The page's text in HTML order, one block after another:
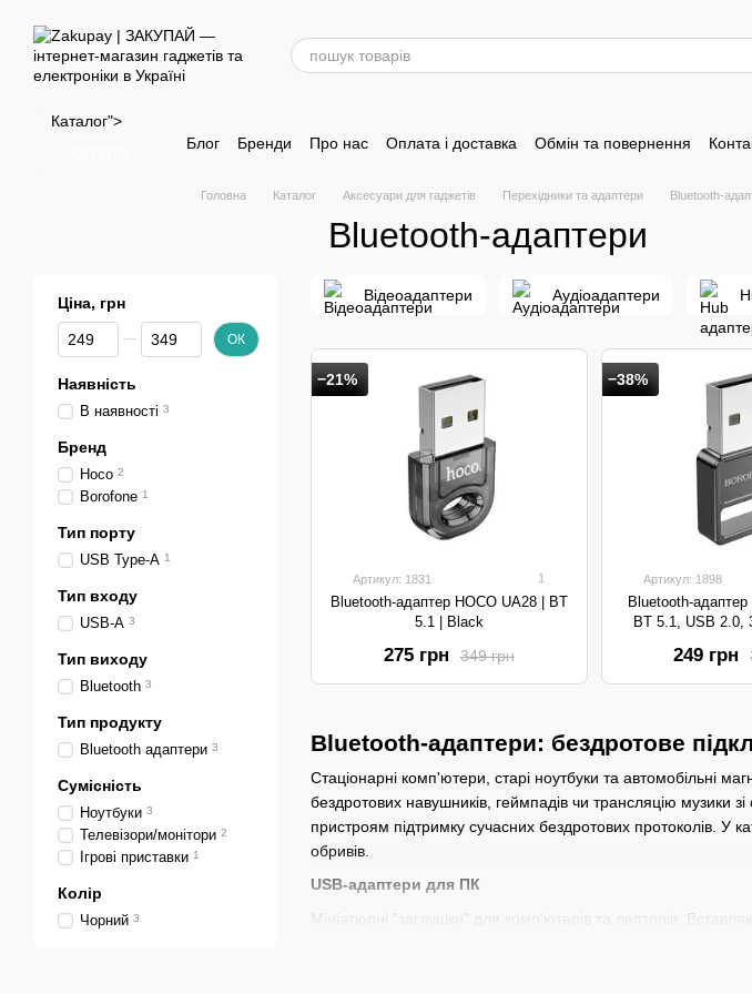
Каталог">
Блог Бренди Про нас Оплата і доставка Обмін та повернення
Головна Каталог Аксесуари для гаджетів Перехідники та адаптери Bluetooth-
Bluetooth-адаптери
Відеоадаптери Аудіоадаптери
Bluetooth-адаптери: бездротове
Стаціонарні комп'ютери, старі ноутбуки та автомобільні
бездротових навушників, геймпадів чи трансляцію
пристроям підтримку сучасних бездротових протоколів. У
обривів.
USB-адаптери для ПК
Мініатюрні "заглушки" для комп'ютерів та лептопів.
−21%
Артикул: 1831 1
Bluetooth-адаптер HOCO UA28 | BT
5.1 | Black
349 грн
275 грн
−38%
Артикул: 1898
Bluetooth-
BT 5.1, USB 2.0,
249 грн
Ціна, грн
Від Ціна, грн
До Ціна, грн ОК
Наявність
В наявності 3
Бренд
Hoco 2
Borofone 1
Тип порту
USB Type-A 1
Тип входу
USB-A 3
Тип виходу
Bluetooth 3
Тип продукту
Bluetooth адаптери 3
Сумісність
Ноутбуки 3
Телевізори/монітори 2
Ігрові приставки 1
Колір
Чорний 3